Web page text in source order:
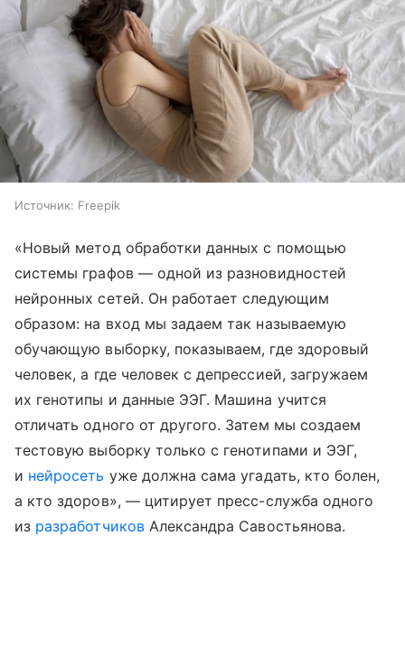
Источник: Freepik
«Новый метод обработки данных с помощью
системы графов — одной из разновидностей
нейронных сетей. Он работает следующим
образом: на вход мы задаем так называемую
обучающую выборку, показываем, где здоровый
человек, а где человек с депрессией, загружаем
их генотипы и данные ЭЭГ. Машина учится
отличать одного от другого. Затем мы создаем
тестовую выборку только с генотипами и ЭЭГ,
и нейросеть уже должна сама угадать, кто болен,
а кто здоров», — цитирует пресс-служба одного
из разработчиковАлександра Савостьянова.